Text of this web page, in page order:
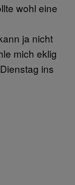
wohl eine
ja nicht
mich eklig
ins